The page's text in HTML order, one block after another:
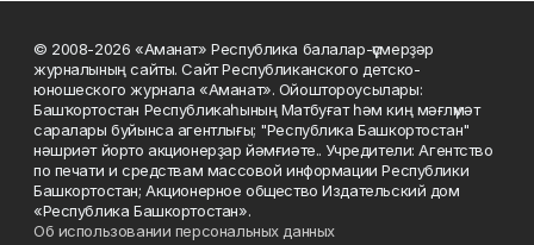
© 2008-2026 «Аманат» Республика балалар-үҫмерҙәр
журналының сайты. Сайт Республиканского детско-
юношеского журнала «Аманат». Ойоштороусылары:
Башҡортостан Республикаһының Матбуғат һәм киң мәғлүмәт
саралары буйынса агентлығы; "Республика Башкортостан"
нәшриәт йорто акционерҙар йәмғиәте.. Учредители: Агентство
по печати и средствам массовой информации Республики
Башкортостан; Акционерное общество Издательский дом
«Республика Башкортостан».
Об использовании персональных данных